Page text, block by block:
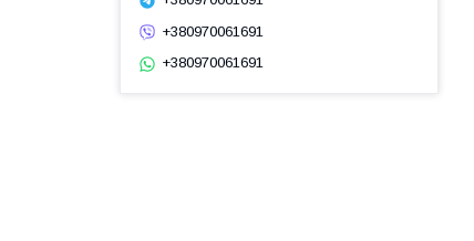
+380970061691
+380970061691